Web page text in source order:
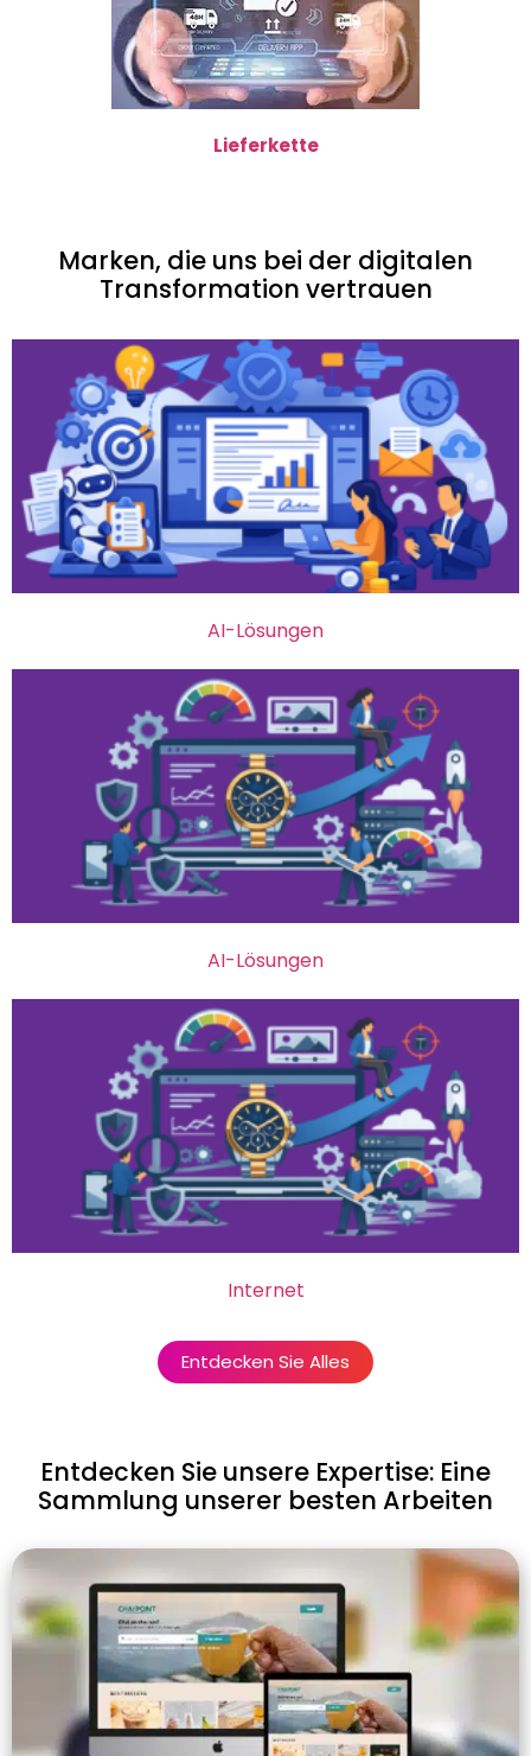
Lieferkette
Marken, die uns bei der digitalen
Transformation vertrauen
AI-Lösungen
AI-Lösungen
Internet
Entdecken Sie Alles
Entdecken Sie unsere Expertise: Eine
Sammlung unserer besten Arbeiten